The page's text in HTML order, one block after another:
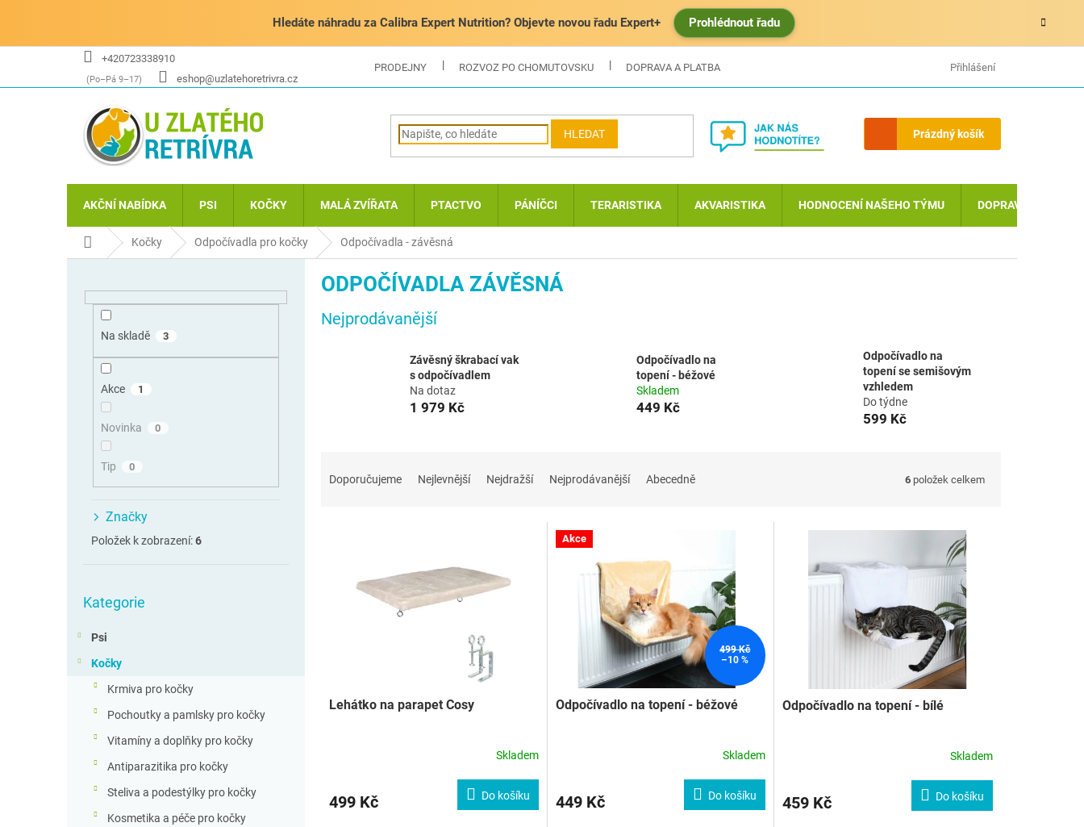
Hledáte náhradu za Calibra Expert Nutrition? Objevte novou řadu Expert+ Prohlédnout řadu
+420723338910
eshop@uzlatehoretrivra.cz
PRODEJNY ROZVOZ PO CHOMUTOVSKU DOPRAVA A PLATBA MOJE OBJEDNÁVKA
Přihlášení
HLEDAT
Nákupní
košík
Prázdný košík
AKČNÍ NABÍDKA PSI KOČKY MALÁ ZVÍŘATA PTACTVO PÁNÍČCI TERARISTIKA AKVARISTIKA HODNOCENÍ NAŠEHO TÝMU DOPRAVA A PLATBA
Domů Kočky Odpočívadla pro kočky Odpočívadla - závěsná
Na skladě 3
Akce 1
Novinka 0
Tip 0
Značky
Položek k zobrazení:6
kategorie
Kategorie
Psi
Kočky
Krmiva pro kočky
Pochoutky a pamlsky pro kočky
Vitamíny a doplňky pro kočky
Antiparazitika pro kočky
Steliva a podestýlky pro kočky
Kosmetika a péče pro kočky
ODPOČÍVADLA ZÁVĚSNÁ
Nejprodávanější
Závěsný škrabací vak
s odpočívadlem
Na dotaz
1 979 Kč
Odpočívadlo na
topení - béžové
Skladem
449 Kč
Odpočívadlo na
topení se semišovým
vzhledem
Do týdne
599 Kč
Doporučujeme Nejlevnější Nejdražší Nejprodávanější Abecedně 6 položek celkem
Lehátko na parapet Cosy
Skladem
499 Kč Do košíku
Akce
499 Kč
–10 %
Odpočívadlo na topení - béžové
Skladem
449 Kč Do košíku
Odpočívadlo na topení - bílé
Skladem
459 Kč Do košíku